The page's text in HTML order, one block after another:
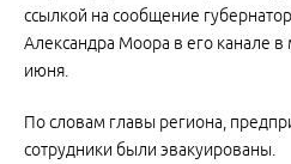
ссылкой на сообщение
Александра Моора в его канале
июня.
По словам главы региона,
сотрудники были эвакуированы.